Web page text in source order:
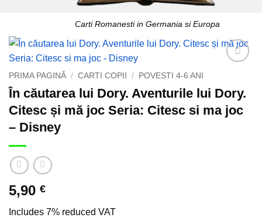
Carti Romanesti in Germania si Europa
PRIMA PAGINĂ / CARTI COPII / POVESTI 4-6 ANI
În căutarea lui Dory. Aventurile lui Dory.
Citesc și mă joc Seria: Citesc si ma joc
– Disney
5,90 €
Includes 7% reduced VAT